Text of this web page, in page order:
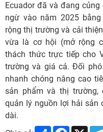
Ecuador đã và đang
ngừ vào năm 2025
rộng thị trường và cải
vừa là cơ hội (mở rộng
thách thức trực tiếp cho
trường và giá cả. Đối
nhanh chóng nâng cao
sản phẩm và thị
quản lý nguồn lợi hải sản
dài.
Share Facebook
X